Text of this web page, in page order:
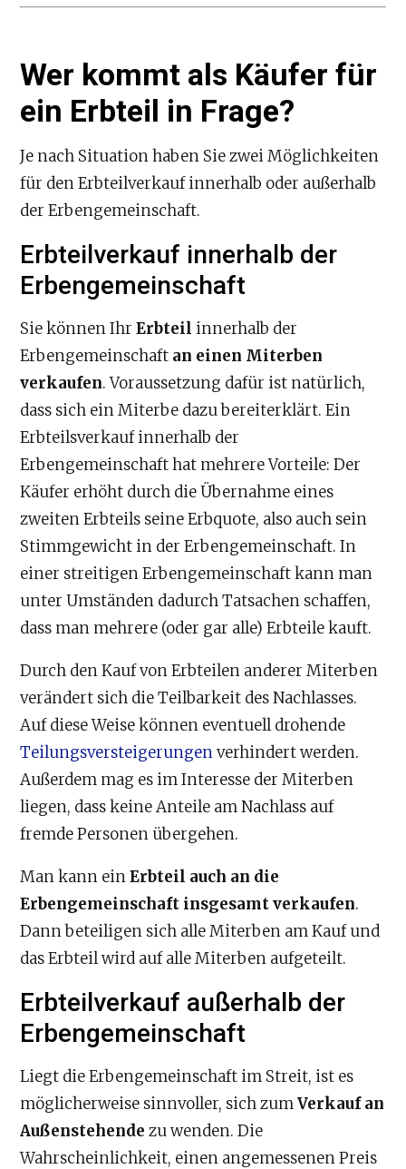
Wer kommt als Käufer für
ein Erbteil in Frage?
Je nach Situation haben Sie zwei Möglichkeiten
für den Erbteilverkauf innerhalb oder außerhalb
der Erbengemeinschaft.
Erbteilverkauf innerhalb der
Erbengemeinschaft
Sie können IhrErbteil innerhalb der
Erbengemeinschaft an einen Miterben
verkaufen. Voraussetzung dafür ist natürlich,
dass sich ein Miterbe dazu bereiterklärt. Ein
Erbteilsverkauf innerhalb der
Erbengemeinschaft hat mehrere Vorteile: Der
Käufer erhöht durch die Übernahme eines
zweiten Erbteils seine Erbquote, also auch sein
Stimmgewicht in der Erbengemeinschaft. In
einer streitigen Erbengemeinschaft kann man
unter Umständen dadurch Tatsachen schaffen,
dass man mehrere (oder gar alle) Erbteile kauft.
Durch den Kauf von Erbteilen anderer Miterben
verändert sich die Teilbarkeit des Nachlasses.
Auf diese Weise können eventuell drohende
Teilungsversteigerungenverhindert werden.
Außerdem mag es im Interesse der Miterben
liegen, dass keine Anteile am Nachlass auf
fremde Personen übergehen.
Man kann einErbteil auch an die
Erbengemeinschaft insgesamt verkaufen.
Dann beteiligen sich alle Miterben am Kauf und
das Erbteil wird auf alle Miterben aufgeteilt.
Erbteilverkauf außerhalb der
Erbengemeinschaft
Liegt die Erbengemeinschaft im Streit, ist es
möglicherweise sinnvoller, sich zumVerkauf an
Außenstehende zu wenden. Die
Wahrscheinlichkeit, einen angemessenen Preis